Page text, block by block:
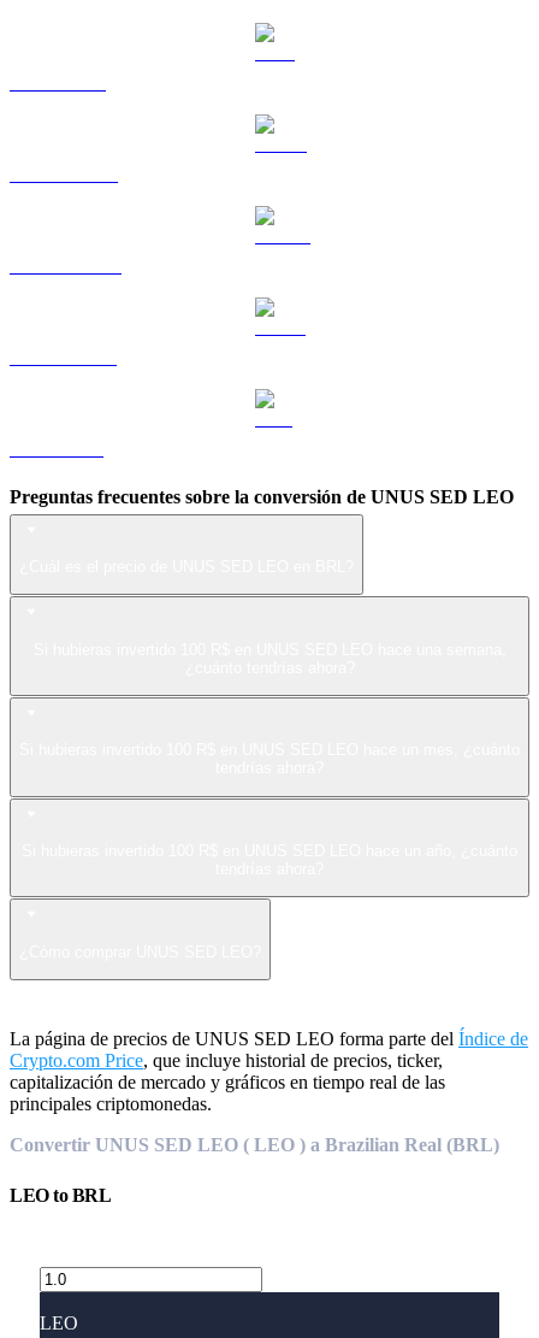
Preguntas frecuentes sobre la conversión de UNUS SED LEO
La página de precios de UNUS SED LEO forma parte del Índice de
Crypto.com Price, que incluye historial de precios, ticker,
capitalización de mercado y gráficos en tiempo real de las
principales criptomonedas.
Convertir UNUS SED LEO ( LEO ) a Brazilian Real (BRL)
LEOtoBRL
LEO